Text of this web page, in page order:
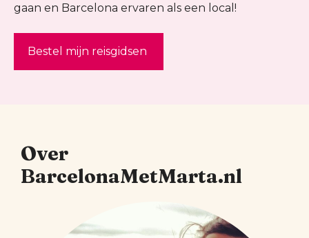
gaan en Barcelona ervaren als een local!
Bestel mijn reisgidsen
Over
BarcelonaMetMarta.nl